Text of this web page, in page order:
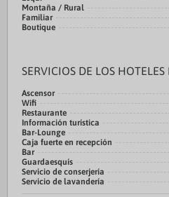
Montaña / Rural
Familiar
Boutique
SERVICIOS DE LOS
Ascensor
Wifi
Restaurante
Información turística
Bar-Lounge
Caja fuerte en recepción
Bar
Guardaesquís
Servicio de conserjería
Servicio de lavandería